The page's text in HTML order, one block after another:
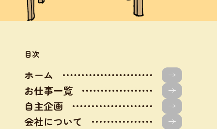
目次
ホーム
お仕事一覧
自主企画
会社について